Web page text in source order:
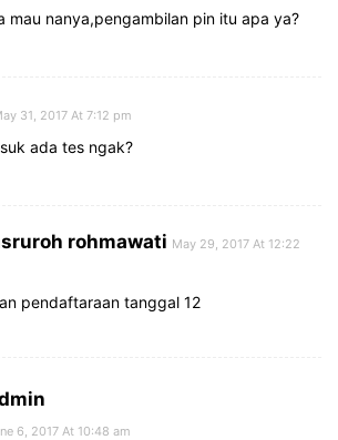
mau nanya,pengambilan pin itu apa ya?
31, 2017 At 7:12 pm
ada tes ngak?
rohmawati May 29, 2017 At 12:22
pendaftaraan tanggal 12
6, 2017 At 10:48 am